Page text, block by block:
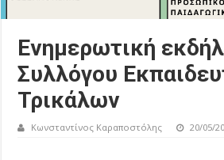
Ενημερωτική
Συλλόγου
Τρικάλων
Κωνσταντίνος Καραποστόλης 20/05/